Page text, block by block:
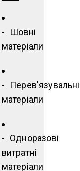
Шовні
матеріали
Перев'язувальні
матеріали
Одноразові
витратні
матеріали